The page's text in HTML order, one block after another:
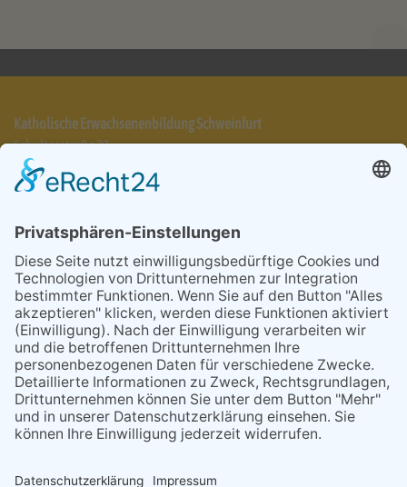
Katholische Erwachsenenbildung Schweinfurt
Schultesstraße 21
97421 Schweinfurt
Telefon 09721 7025-31
Impressum Datenschutzerklärung AGB
Cookie-Einstellungen